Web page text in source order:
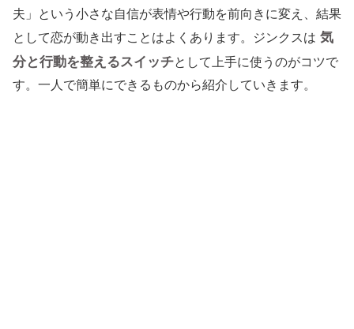
夫」という小さな自信が表情や行動を前向きに変え、結果
として恋が動き出すことはよくあります。ジンクスは 気
分と行動を整えるスイッチとして上手に使うのがコツで
す。一人で簡単にできるものから紹介していきます。